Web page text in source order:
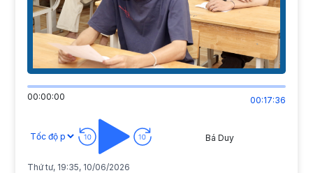
00:00:00 00:17:36
Bá Duy
Thứ tư, 19:35, 10/06/2026